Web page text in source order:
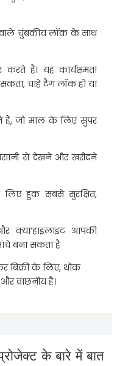
वाले चुंबकीय लॉक के साथ
करते हैं। यह कार्यक्षमता
चाहे टैग लॉक हो या
हैं, जो माल के लिए सुपर
से देखने और खरीदने
हुक सबसे सुरक्षित,
क्या’हाइलाइट आपकी
बना सकता है
बिक्री के लिए, थोक
वांछनीय है।
के बारे में बात